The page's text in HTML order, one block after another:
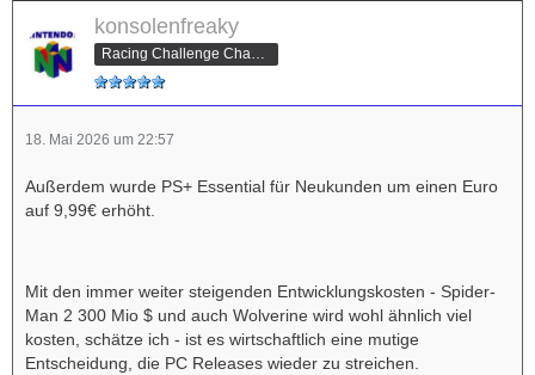
konsolenfreaky
Racing Challenge Champion
18. Mai 2026 um 22:57
Außerdem wurde PS+ Essential für Neukunden um einen Euro
auf 9,99€ erhöht.
Mit den immer weiter steigenden Entwicklungskosten - Spider-
Man 2 300 Mio $ und auch Wolverine wird wohl ähnlich viel
kosten, schätze ich - ist es wirtschaftlich eine mutige
Entscheidung, die PC Releases wieder zu streichen.